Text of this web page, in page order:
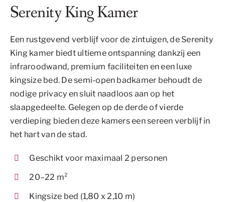
Serenity King Kamer
Een rustgevend verblijf voor de zintuigen, de Serenity
King kamer biedt ultieme ontspanning dankzij een
infraroodwand, premium faciliteiten en een luxe
kingsize bed. De semi-open badkamer behoudt de
nodige privacy en sluit naadloos aan op het
slaapgedeelte. Gelegen op de derde of vierde
verdieping bieden deze kamers een sereen verblijf in
het hart van de stad.
Geschikt voor maximaal 2 personen
20–22 m²
Kingsize bed (1,80 x 2,10 m)